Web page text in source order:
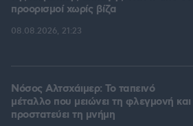
προορισμοί χωρίς βίζα
08.08.2026, 21:23
Νόσος Αλτσχάιμερ: Το ταπεινό
μέταλλο που μειώνει τη φλεγμονή και
προστατεύει τη μνήμη